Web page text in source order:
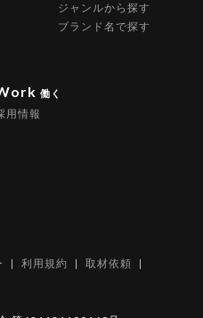
ジャンルから探す
ブランド名で探す
働く
用情報
利用規約
取材依頼